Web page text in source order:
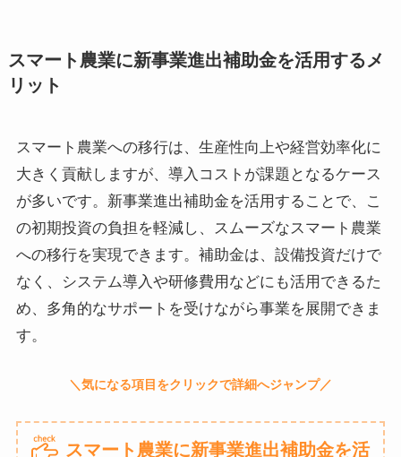
スマート農業に新事業進出補助金を活用するメ
リット
スマート農業への移行は、生産性向上や経営効率化に
大きく貢献しますが、導入コストが課題となるケース
が多いです。新事業進出補助金を活用することで、こ
の初期投資の負担を軽減し、スムーズなスマート農業
への移行を実現できます。補助金は、設備投資だけで
なく、システム導入や研修費用などにも活用できるた
め、多角的なサポートを受けながら事業を展開できま
す。
スマート農業に新事業進出補助金を活